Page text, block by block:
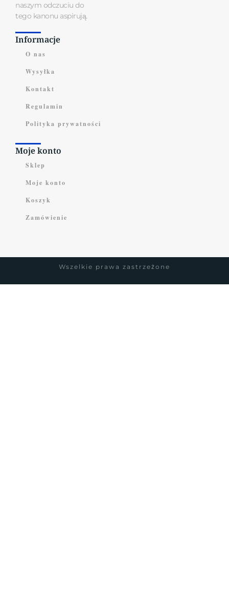
naszym odczuciu do
tego kanonu aspirują.
Informacje
O nas
Wysyłka
Kontakt
Regulamin
Polityka prywatności
Moje konto
Sklep
Moje konto
Koszyk
Zamówienie
Wszelkie prawa zastrzeżone